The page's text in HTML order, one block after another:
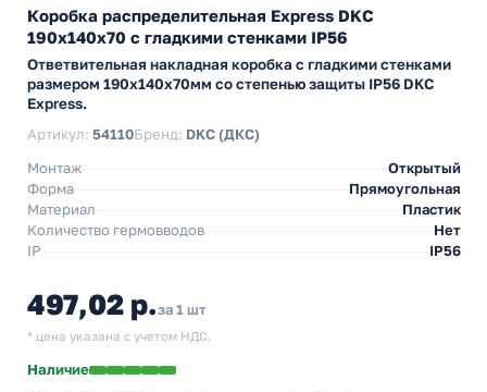
Коробка распределительная Express DKC
190х140х70 с гладкими стенками IP56
Ответвительная накладная коробка с гладкими стенками
размером 190х140х70мм со степенью защиты IP56 DKC
Express.
Артикул: 54110Бренд: DKC (ДКС)
Монтаж
Открытый
Форма
Прямоугольная
Материал
Пластик
Количество гермовводов
Нет
IP
IP56
497,02 р.за 1 шт
* цена указана с учетом НДС.
Наличие